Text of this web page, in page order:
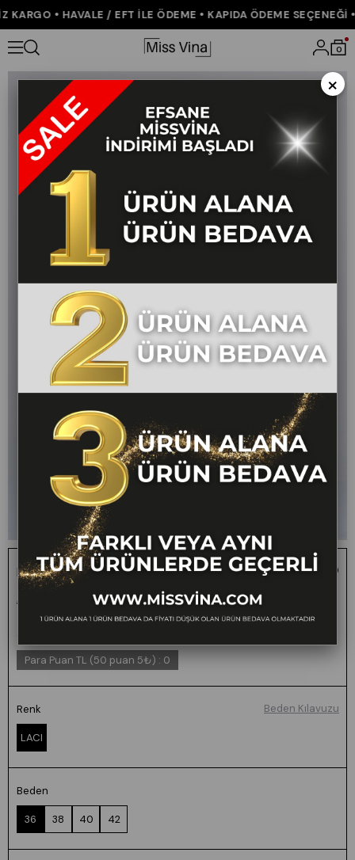
• HAVALE / EFT İLE ÖDEME • KAPIDA ÖDEME SEÇENEĞİ •
0
Anasayfa ÇOK SATANLAR Meliora Kemerli Yüksek Bel Kumaş
Meliora Kemerli Yüksek Bel Kumaş Pantolon
₺2.800,00 ₺1.399,00 50
1 ALANA 1 BEDAVA -
FARKLI VEYA AYNI
TÜM ÜRÜNLERDE
Para Puan TL (50 puan 5₺) : 0
Renk
LACI
Beden
36 38 40 42
Beden Kılavuzu
×